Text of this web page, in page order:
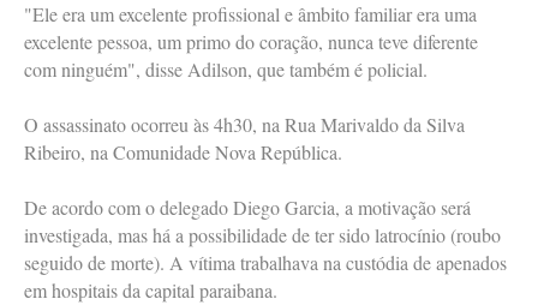
"Ele era um excelente profissional e âmbito familiar era uma
excelente pessoa, um primo do coração, nunca teve diferente
com ninguém", disse Adilson, que também é policial.
O assassinato ocorreu às 4h30, na Rua Marivaldo da Silva
Ribeiro, na Comunidade Nova República.
De acordo com o delegado Diego Garcia, a motivação será
investigada, mas há a possibilidade de ter sido latrocínio (roubo
seguido de morte). A vítima trabalhava na custódia de apenados
em hospitais da capital paraibana.